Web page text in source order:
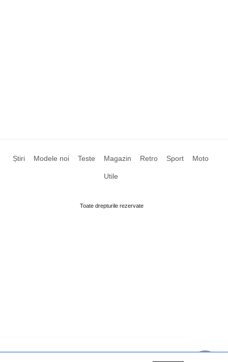
Știri Modele noi Teste Magazin Retro Sport Moto
Utile
Toate drepturile rezervate